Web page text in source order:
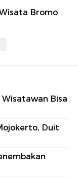
Bromo
Bisa
Duit